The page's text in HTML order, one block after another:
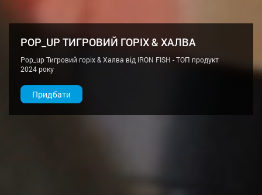
POP_UP ТИГРОВИЙ ГОРІХ & ХАЛВА
Pop_up Тигровий горіх & Халва від IRON FISH - ТОП продукт
2024 року
Придбати